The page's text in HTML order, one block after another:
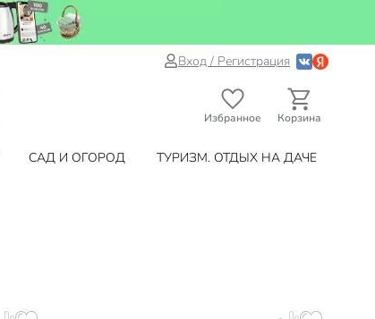
Вход / Регистрация
Избранное Корзина
САД И ОГОРОД ТУРИЗМ. ОТДЫХ НА ДАЧЕ